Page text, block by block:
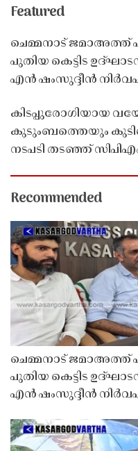
Featured
ചെമ്മനാട്
പുതിയ കെട്ടിട
എൻ ഷംസുദ്ദീൻ
കിടപ്പുരോഗിയായ
കുടുംബത്തെയും
നടപടി തടഞ്ഞ്
Recommended
ചെമ്മനാട്
പുതിയ കെട്ടിട
എൻ ഷംസുദ്ദീൻ